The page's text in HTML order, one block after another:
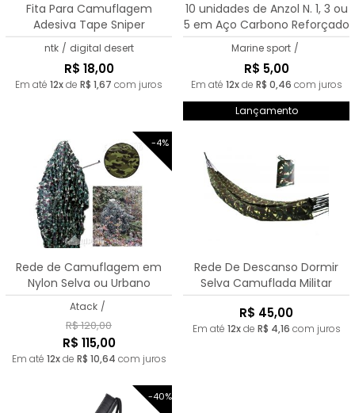
Fita Para Camuflagem
Adesiva Tape Sniper
ntk / digital desert
R$ 18,00
Em até 12xde R$ 1,67 com juros
10 unidades de Anzol N. 1, 3 ou
5 em Aço Carbono Reforçado
Marine sport /
R$ 5,00
Em até 12xde R$ 0,46 com juros
Lançamento
-4%
Rede de Camuflagem em
Nylon Selva ou Urbano
Tamanho 2m x 3,20
Atack /
R$ 120,00
R$ 115,00
Em até 12xde R$ 10,64 com juros
Rede De Descanso Dormir
Selva Camuflada Militar
Camping
R$ 45,00
Em até 12xde R$ 4,16 com juros
-40%